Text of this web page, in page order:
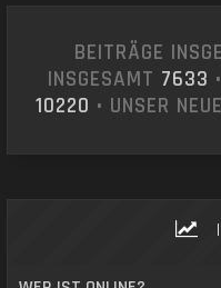
BEITRÄGE
INSGESAMT 7633
10220 • UNSER